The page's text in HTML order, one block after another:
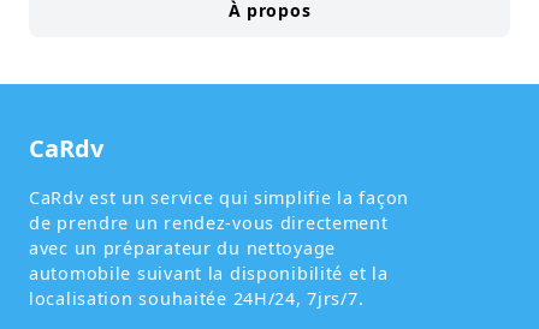
À propos
CaRdv
CaRdv est un service qui simplifie la façon
de prendre un rendez-vous directement
avec un préparateur du nettoyage
automobile suivant la disponibilité et la
localisation souhaitée 24H/24, 7jrs/7.